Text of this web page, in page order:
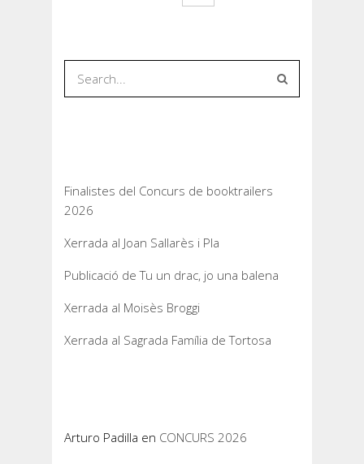
Finalistes del Concurs de booktrailers
2026
Xerrada al Joan Sallarès i Pla
Publicació de Tu un drac, jo una balena
Xerrada al Moisès Broggi
Xerrada al Sagrada Família de Tortosa
Arturo Padilla en CONCURS 2026